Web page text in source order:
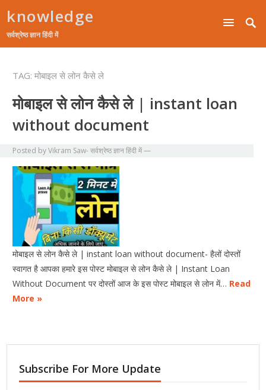
knowledge
सर्वश्रेष्ठ ज्ञान हिंदी में
TAG:मोबाइल से लोन कैसे ले
मोबाइल से लोन कैसे ले | instant loan
without document
Posted byVikram Saw- सर्वश्रेष्ठ ज्ञान हिंदी में—
मोबाइल से लोन कैसे ले | instant loan without document- हैलों दोस्तों
स्वागत है आपका हमारे इस पोस्ट मोबाइल से लोन कैसे ले | Instant Loan
Without Document पर दोस्तों आज के इस पोस्ट मोबाइल से लोन में… Read
More »
Subscribe For More Update